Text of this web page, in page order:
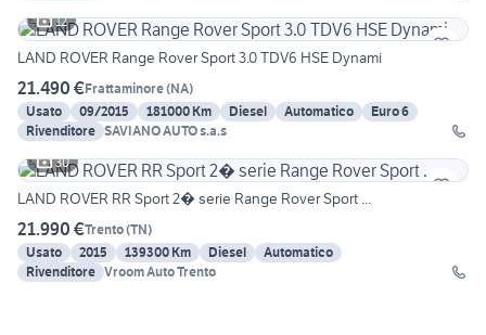
12
LAND ROVER Range Rover Sport 3.0 TDV6 HSE Dynami
21.490 €Frattaminore(NA)
Usato
09/2015 181000 Km Diesel Automatico
Euro 6
Rivenditore SAVIANO AUTO s.a.s
30
LAND ROVER RR Sport 2� serie Range Rover Sport ...
21.990 €Trento(TN)
Usato
2015 139300 Km Diesel
Automatico
Rivenditore Vroom Auto Trento